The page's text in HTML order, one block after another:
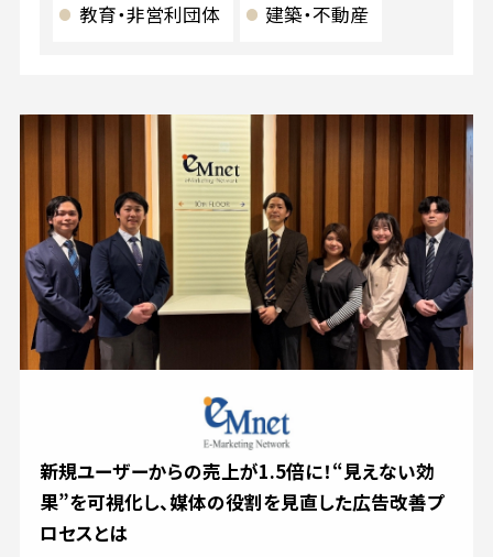
教育・非営利団体 建築・不動産
新規ユーザーからの売上が1.5倍に！“見えない効
果”を可視化し、媒体の役割を見直した広告改善プ
ロセスとは